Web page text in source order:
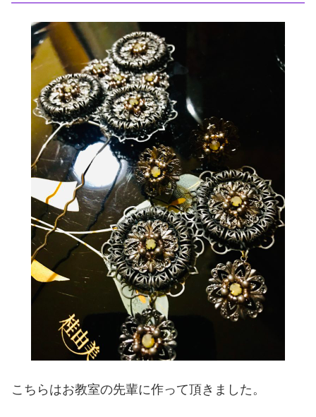
こちらはお教室の先輩に作って頂きました。